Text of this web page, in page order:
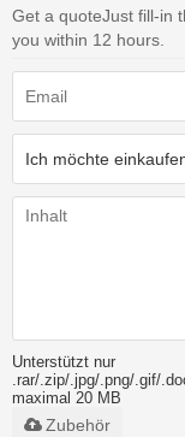
Get a quoteJust fill-in
you within 12 hours.
Unterstützt nur
.rar/.zip/.jpg/.png/.gif/
maximal 20 MB
Zubehör